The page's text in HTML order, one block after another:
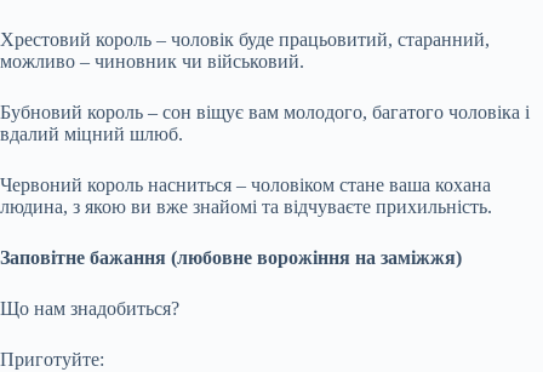
Хрестовий король – чоловік буде працьовитий, старанний,
можливо – чиновник чи військовий.
Бубновий король – сон віщує вам молодого, багатого чоловіка і
вдалий міцний шлюб.
Червоний король насниться – чоловіком стане ваша кохана
людина, з якою ви вже знайомі та відчуваєте прихильність.
Заповітне бажання (любовне ворожіння на заміжжя)
Що нам знадобиться?
Приготуйте: